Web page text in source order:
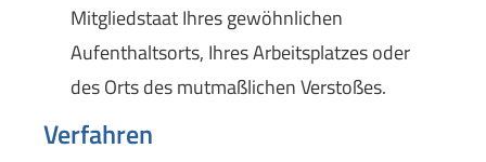
Mitgliedstaat Ihres gewöhnlichen
Aufenthaltsorts, Ihres Arbeitsplatzes oder
des Orts des mutmaßlichen Verstoßes.
Verfahren